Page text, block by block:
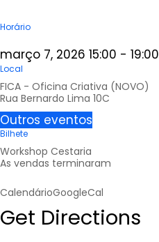
Horário
março 7, 2026 15:00 - 19:00
Local
FICA - Oficina Criativa (NOVO)
Rua Bernardo Lima 10C
Outros eventos
Bilhete
Workshop Cestaria
As vendas terminaram
CalendárioGoogleCal
Get Directions